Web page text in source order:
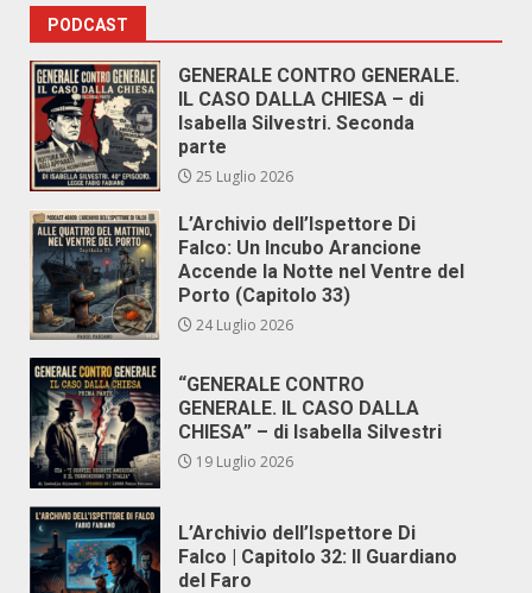
PODCAST
GENERALE CONTRO GENERALE.
IL CASO DALLA CHIESA – di
Isabella Silvestri. Seconda
parte
25 Luglio 2026
L’Archivio dell’Ispettore Di
Falco: Un Incubo Arancione
Accende la Notte nel Ventre del
Porto (Capitolo 33)
24 Luglio 2026
“GENERALE CONTRO
GENERALE. IL CASO DALLA
CHIESA” – di Isabella Silvestri
19 Luglio 2026
L’Archivio dell’Ispettore Di
Falco | Capitolo 32: Il Guardiano
del Faro